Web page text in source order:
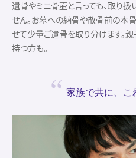
遺骨やミニ骨壷と言っても、取り
せん。お墓への納骨や散骨前の本
せて少量ご遺骨を取り分けます。
持つ方も。
家族で共に、 こ